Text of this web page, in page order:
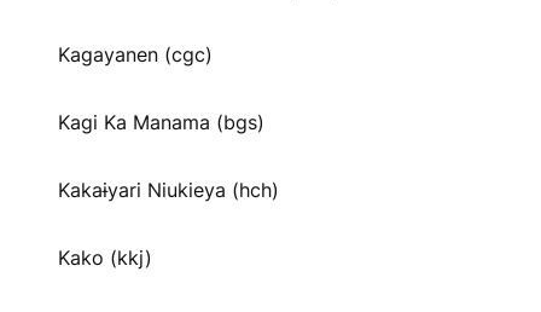
Kagayanen (cgc)
Kagi Ka Manama (bgs)
Kakaɨyari Niukieya (hch)
Kako (kkj)